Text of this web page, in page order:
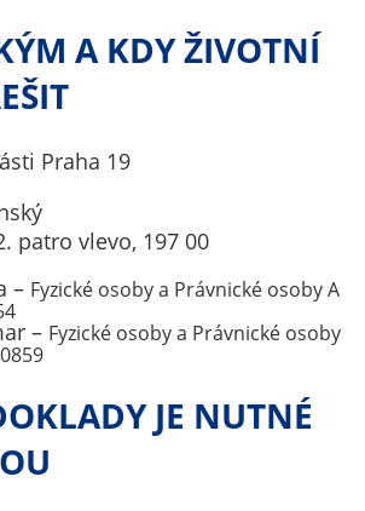
A KDY ŽIVOTNÍ
Praha 19
patro vlevo, 197 00
– Fyzické osoby a Právnické osoby A
– Fyzické osoby a Právnické osoby
JE NUTNÉ